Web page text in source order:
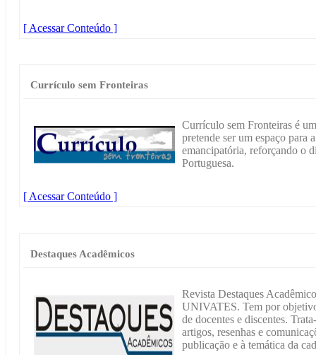
[ Acessar Conteúdo ]
Currículo sem Fronteiras
Currículo sem Fronteiras é
pretende ser um espaço para
emancipatória, reforçando o
Portuguesa.
[ Acessar Conteúdo ]
Destaques Acadêmicos
Revista Destaques
UNIVATES. Tem por
de docentes e discentes.
artigos, resenhas e
publicação e à temática da